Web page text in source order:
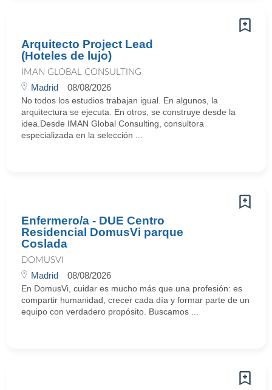
Arquitecto Project Lead
(Hoteles de lujo)
IMAN GLOBAL CONSULTING
Madrid 08/08/2026
No todos los estudios trabajan igual. En algunos, la
arquitectura se ejecuta. En otros, se construye desde la
idea.Desde IMAN Global Consulting, consultora
especializada en la selección ...
Enfermero/a - DUE Centro
Residencial DomusVi parque
Coslada
DOMUSVI
Madrid 08/08/2026
En DomusVi, cuidar es mucho más que una profesión: es
compartir humanidad, crecer cada día y formar parte de un
equipo con verdadero propósito. Buscamos ...